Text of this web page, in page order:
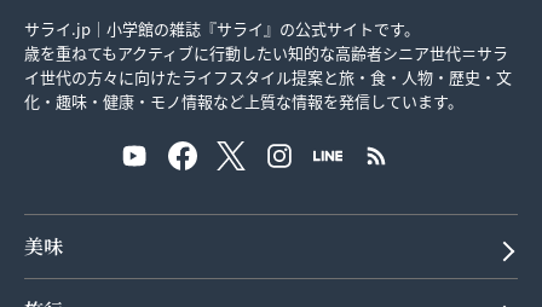
サライ.jp｜小学館の雑誌『サライ』の公式サイトです。
歳を重ねてもアクティブに行動したい知的な高齢者シニア世代＝サラ
イ世代の方々に向けたライフスタイル提案と旅・食・人物・歴史・文
化・趣味・健康・モノ情報など上質な情報を発信しています。
美味